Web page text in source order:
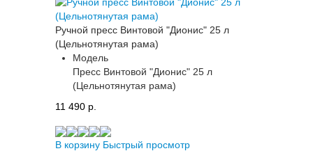
Ручной пресс Винтовой "Дионис" 25 л
(Цельнотянутая рама)
Модель
Пресс Винтовой "Дионис" 25 л
(Цельнотянутая рама)
11 490 p.
В корзину Быстрый просмотр